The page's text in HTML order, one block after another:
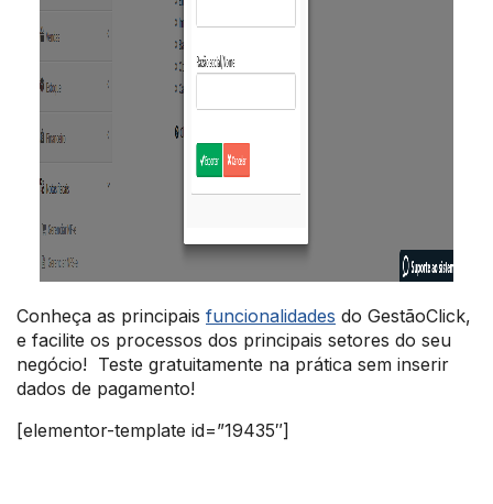
Conheça as principais funcionalidades do GestãoClick,
e facilite os processos dos principais setores do seu
negócio! Teste gratuitamente na prática sem inserir
dados de pagamento!
[elementor-template id=”19435″]